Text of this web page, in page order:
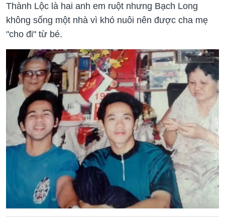
Thành Lộc là hai anh em ruột nhưng Bạch Long
không sống một nhà vì khó nuôi nên được cha mẹ
"cho đi" từ bé.